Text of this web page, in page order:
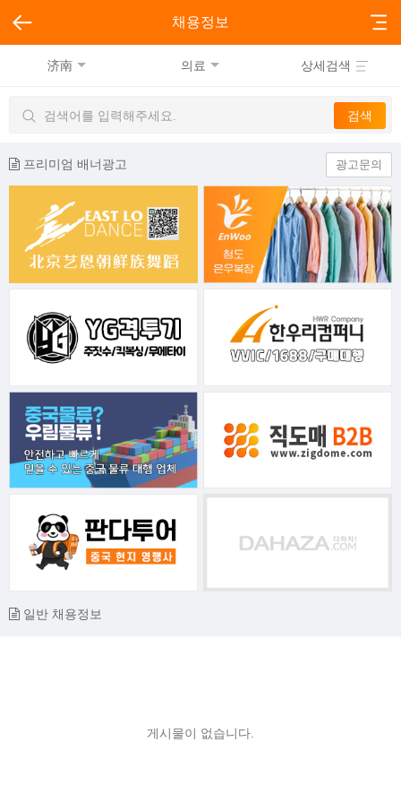
채용정보
济南 의료 상세검색
프리미엄 배너광고 광고문의
일반 채용정보
게시물이 없습니다.